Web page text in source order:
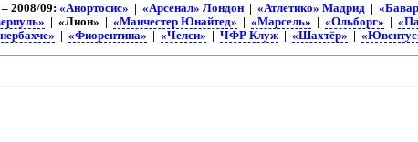
2008/09: «Анортосис» | «Арсенал» Лондон| «Атлетико» Мадрид|
| «Лион» | «Манчестер Юнайтед» | «Марсель» | «Ольборг» |
| «Фиорентина» | «Челси» | ЧФР Клуж| «Шахтёр» |